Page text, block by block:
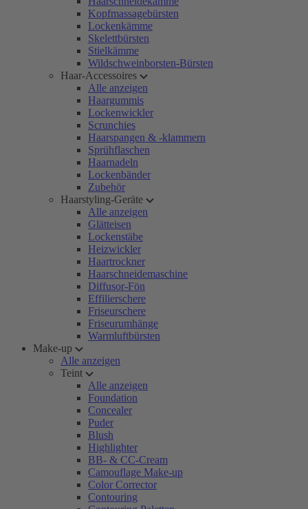
Kopfmassagebürsten
Lockenkämme
Skelettbürsten
Stielkämme
Wildschweinborsten-Bürsten
Haar-Accessoires
Alle anzeigen
Haargummis
Lockenwickler
Scrunchies
Haarspangen & -klammern
Sprühflaschen
Haarnadeln
Lockenbänder
Zubehör
Haarstyling-Geräte
Alle anzeigen
Glätteisen
Lockenstäbe
Heizwickler
Haartrockner
Haarschneidemaschine
Diffusor-Fön
Effilierschere
Friseurschere
Friseurumhänge
Warmluftbürsten
Make-up
Alle anzeigen
Teint
Alle anzeigen
Foundation
Concealer
Puder
Blush
Highlighter
BB- & CC-Cream
Camouflage Make-up
Color Corrector
Contouring